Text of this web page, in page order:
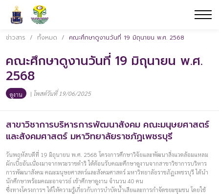
ข่าวสาร / ทั้งหมด / คณะศึกษาดูงานวันที่ 19 มิถุนายน พ.ศ. 2568
คณะศึกษาดูงานวันที่ 19 มิถุนายน พ.ศ.
2568
ดูงาน | โพสต์วันที่ 19/06/2025
สาขาวิชาการบริหารการพัฒนาสังคม คณะมนุษยศาสตร์
และสังคมศาสตร์ มหาวิทยาลัยราชภัฏเพชรบุรี
วันพฤหัสบดีที่ 19 มิถุนายน พ.ศ. 2568 โครงการศึกษาวิจัยและพัฒนาสิ่งแวดล้อมแหลม
ผักเบี้ยอันเนื่องมาจากพระราชดำริ ได้ต้อนรับคณะศึกษาดูงานจากสาขาวิชาการบริหาร
การพัฒนาสังคม คณะมนุษยศาสตร์และสังคมศาสตร์ มหาวิทยาลัยราชภัฏเพชรบุรี ได้นำ
นักศึกษาพร้อมคณะอาจารย์ เข้าศึกษาดูงาน จำนวน 40 คน
ซึ่งทางโครงการฯ ได้ให้ความรู้เกี่ยวกับการบำบัดน้ำเสียและการกำจัดขยะชุมชน โดยใช้